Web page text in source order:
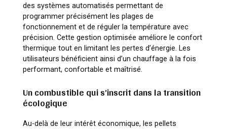
des systèmes automatisés permettant de
programmer précisément les plages de
fonctionnement et de réguler la température avec
précision. Cette gestion optimisée améliore le confort
thermique tout en limitant les pertes d’énergie. Les
utilisateurs bénéficient ainsi d’un chauffage à la fois
performant, confortable et maîtrisé.
Un combustible qui s’inscrit dans la transition
écologique
Au-delà de leur intérêt économique, les pellets